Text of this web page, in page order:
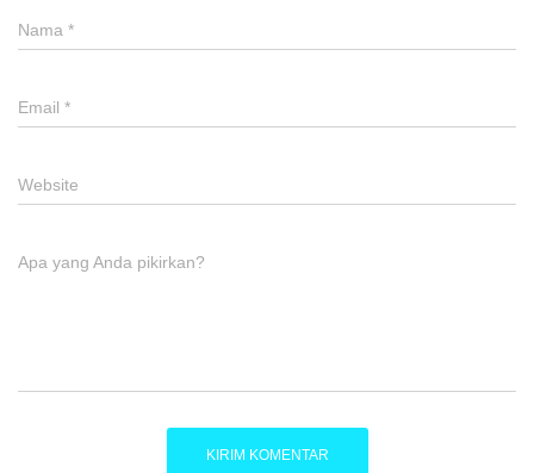
Nama *
Email *
Website
Apa yang Anda pikirkan?